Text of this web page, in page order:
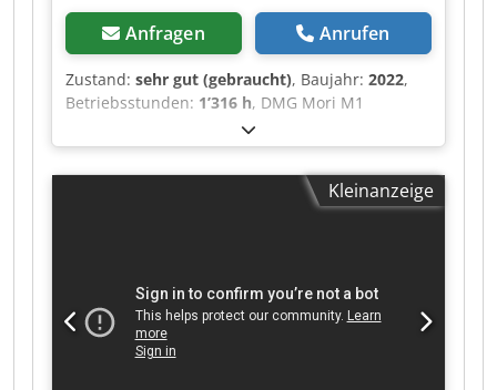
Anfragen Anrufen
Zustand: sehr gut (gebraucht), Baujahr: 2022,
Betriebsstunden: 1’316 h, DMG Mori M1
Fräsmaschine (Ausführung mit 12.000 U/min).
Baujahr 2022. Sehr guter Zustand, von einem
DMG-Service überprüft. Geringe
Betriebsstunden, nur 1.316 StundenKleinanzeige